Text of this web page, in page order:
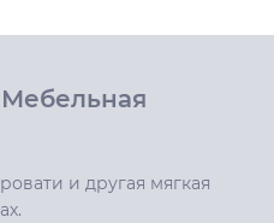
и другая мягкая